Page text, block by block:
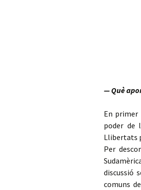
— Què
En
poder de
Llibertats
Per
discussió
comuns